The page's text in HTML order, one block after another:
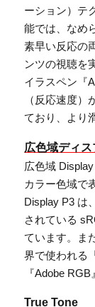
ーション）テ
能では、なめ
素早い反応の
ンツの視聴を
イラスペン『
（反応速度
ており、より
広色域ディス
広色域
カラー色域で
Display P3 は
されている
ています。ま
界で使われる
『Adobe
True Tone